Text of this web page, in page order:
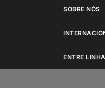
SOBRE NÓS
ENTRE